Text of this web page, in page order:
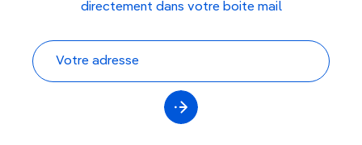
directement dans votre boite mail